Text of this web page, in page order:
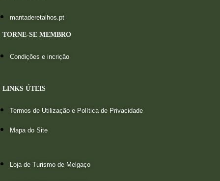
mantaderetalhos.pt
TORNE-SE MEMBRO
Condições e incrição
LINKS ÚTEIS
Termos de Utilização e Política de Privacidade
Mapa do Site
Loja de Turismo de Melgaço